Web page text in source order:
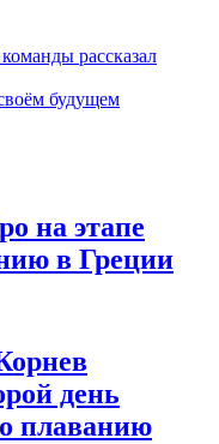
рассказал
будущем
на этапе
в Греции
день
плаванию